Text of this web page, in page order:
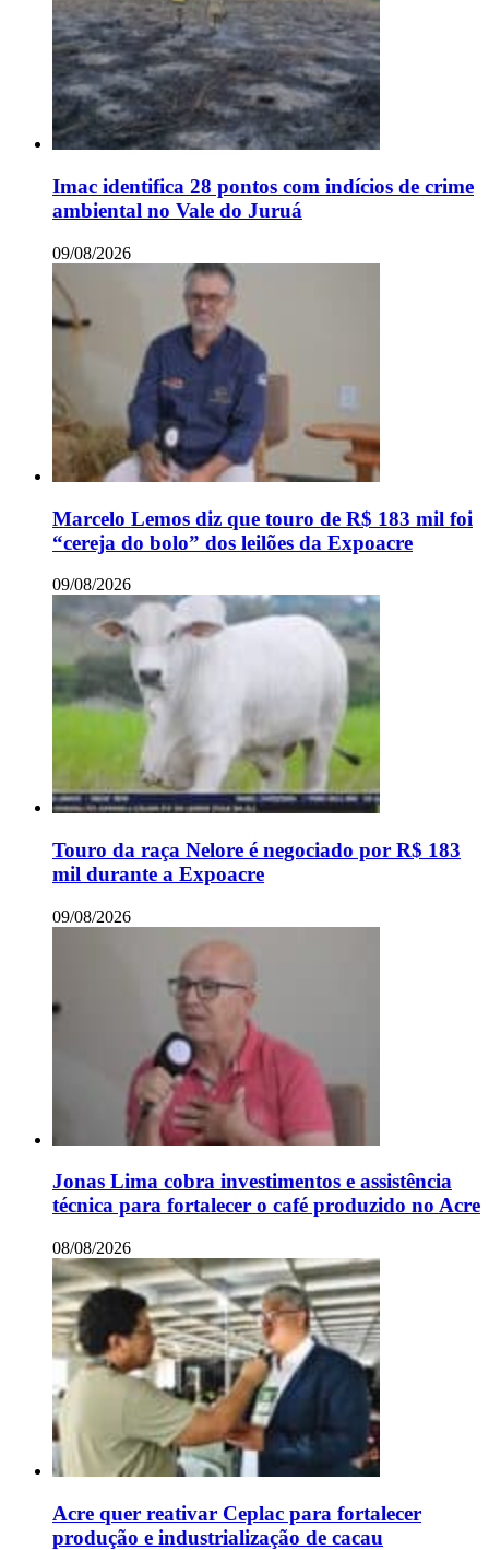
Imac identifica 28 pontos com indícios de crime
ambiental no Vale do Juruá
09/08/2026
Marcelo Lemos diz que touro de R$ 183 mil foi
“cereja do bolo” dos leilões da Expoacre
09/08/2026
Touro da raça Nelore é negociado por R$ 183
mil durante a Expoacre
09/08/2026
Jonas Lima cobra investimentos e assistência
técnica para fortalecer o café produzido no Acre
08/08/2026
Acre quer reativar Ceplac para fortalecer
produção e industrialização de cacau